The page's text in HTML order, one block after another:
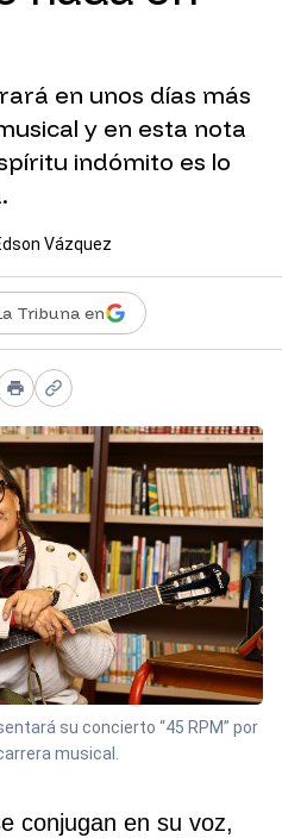
en unos días más
y en esta nota
indómito es lo
Vázquez
Tribuna en
PrintCopy link
su concierto “45 RPM” por
musical.
conjugan en su voz,